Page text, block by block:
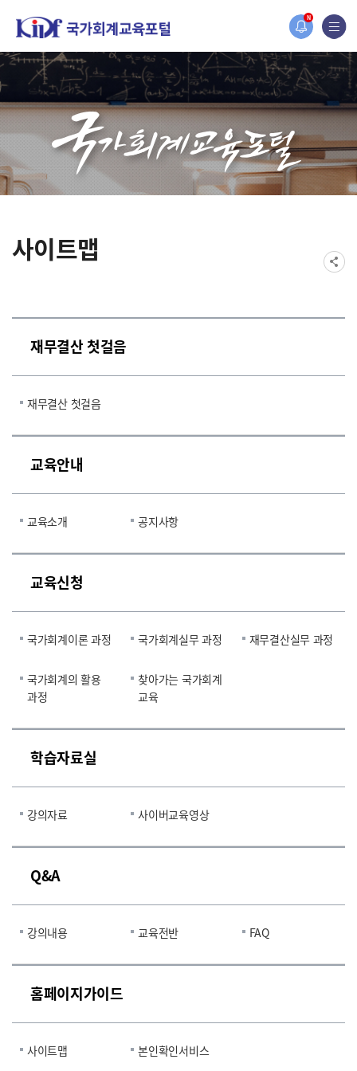
N
홈페이지가 새롭게 개편되었습니다.
한국조세재정연구원홈페이지가 새롭게 개설되었습니다.
사이트맵
재무결산 첫걸음
재무결산 첫걸음
교육안내
교육소개 공지사항
교육신청
국가회계이론 과정 국가회계실무 과정 재무결산실무 과정
국가회계의 활용
과정
찾아가는 국가회계
교육
학습자료실
강의자료 사이버교육영상
Q&A
강의내용 교육전반 FAQ
홈페이지가이드
사이트맵 본인확인서비스